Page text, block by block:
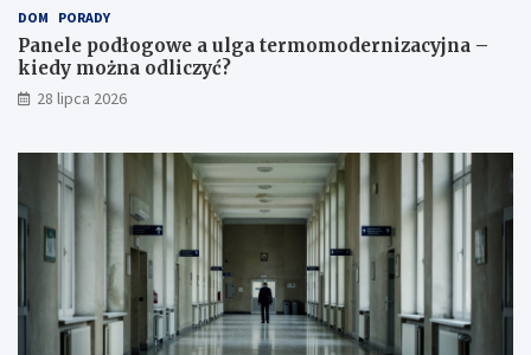
DOM PORADY
Panele podłogowe a ulga termomodernizacyjna –
kiedy można odliczyć?
28 lipca 2026